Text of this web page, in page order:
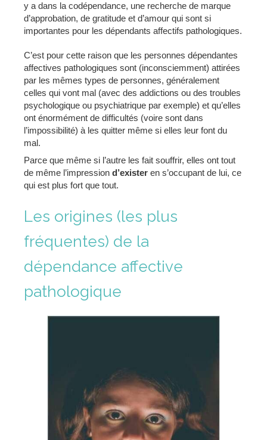
y a dans la codépendance, une recherche de marque
d’approbation, de gratitude et d’amour qui sont si
importantes pour les dépendants affectifs pathologiques.
C’est pour cette raison que les personnes dépendantes
affectives pathologiques sont (inconsciemment) attirées
par les mêmes types de personnes, généralement
celles qui vont mal (avec des addictions ou des troubles
psychologique ou psychiatrique par exemple) et qu’elles
ont énormément de difficultés (voire sont dans
l’impossibilité) à les quitter même si elles leur font du
mal.
Parce que même si l’autre les fait souffrir, elles ont tout
de même l’impression d’exister en s’occupant de lui, ce
qui est plus fort que tout.
Les origines (les plus
fréquentes) de la
dépendance affective
pathologique